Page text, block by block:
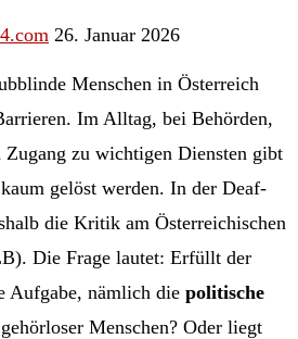
26. Januar 2026
Menschen in Österreich
Im Alltag, bei Behörden,
zu wichtigen Diensten gibt
gelöst werden. In der Deaf-
die Kritik am Österreichischen
Die Frage lautet: Erfüllt der
Aufgabe, nämlich die politische
gehörloser Menschen? Oder liegt